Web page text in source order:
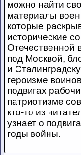
можно найти
материалы
которые
исторические
Отечественной
под Москвой,
и
героизме
подвигах
патриотизме
кто-то из
узнает о
годы войны.